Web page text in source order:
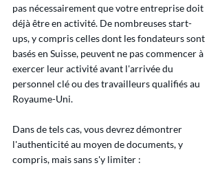
pas nécessairement que votre entreprise doit
déjà être en activité. De nombreuses start-
ups, y compris celles dont les fondateurs sont
basés en Suisse, peuvent ne pas commencer à
exercer leur activité avant l'arrivée du
personnel clé ou des travailleurs qualifiés au
Royaume-Uni.
Dans de tels cas, vous devrez démontrer
l'authenticité au moyen de documents, y
compris, mais sans s'y limiter :